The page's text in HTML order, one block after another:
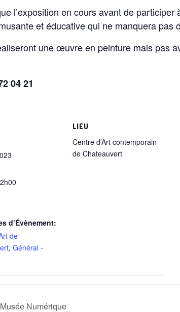
l’exposition en cours avant de
et éducative qui ne manquera pas
une œuvre en peinture mais pas
04 21
d’Évènement:
de
, Général -
LIEU
Centre d’Art contemporain
de Chateauvert
Numérique